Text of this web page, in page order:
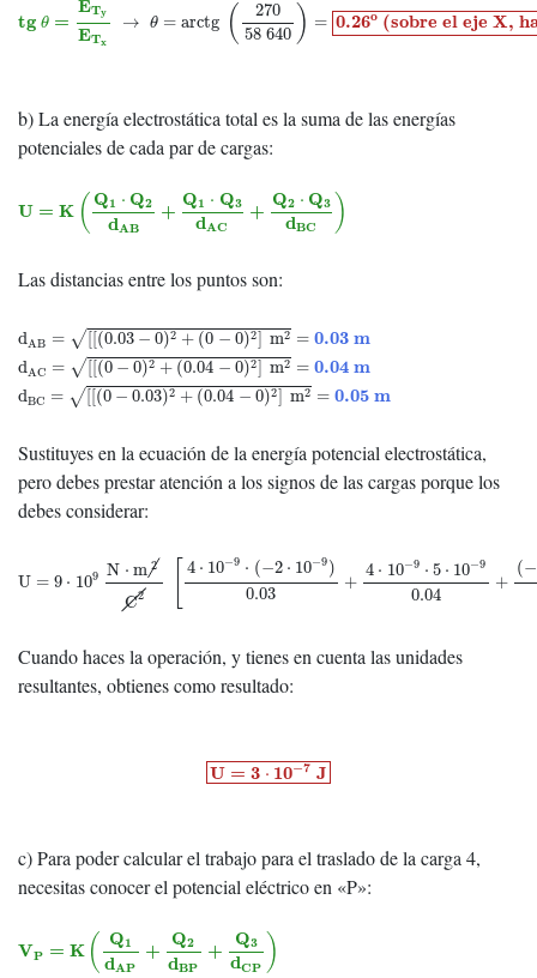
tg θ =
ETy
ETx
→ θ = arctg (
270
58 640 ) = 0.26o (sobre el eje X,
b) La energía electrostática total es la suma de las energías
potenciales de cada par de cargas:
U = K ( Q1 ⋅ Q2
dAB
+
Q1 ⋅ Q3
dAC
+
Q2 ⋅ Q3
dBC )
⋅Q2 B+ Q3 AC Q3 BC
Las distancias entre los puntos son:
dAB = √[[(0.03 − 0)2 + (0 − 0)2] m2 = 0.03 m
d 0.03−0)2+(0−0)2] m2=0.03 m
dAC = √[[(0 − 0)2 + (0.04 − 0)2] m2 = 0.04 m
d ( 0−0)2+(0.04−0)2] m2=0.04 m
dBC = √ (0 − 0.03)2 + (0.04 − 0)2 m2 = 0.05 m
d ( 0−0.03)2+(0.04−0)2] m2=0.05 m
Sustituyes en la ecuación de la energía potencial electrostática,
pero debes prestar atención a los signos de las cargas porque los
debes considerar:
U = 9 ⋅ 109 N ⋅ m 2
C2
4 ⋅ 10−9 ⋅ (−2 ⋅ 10−9)
0.03
+
4 ⋅ 10−9 ⋅ 5 ⋅ 10−9
0.04
+
(−
[4 10 2⋅ +4
Cuando haces la operación, y tienes en cuenta las unidades
resultantes, obtienes como resultado:
U = 3 ⋅ 10−7 J
U=3⋅10−7 J
c) Para poder calcular el trabajo para el traslado de la carga 4,
necesitas conocer el potencial eléctrico en «P»:
VP = K ( Q1
dAP
+
Q2
dBP
+
Q3
dCP )
d AP+ BP+ P)